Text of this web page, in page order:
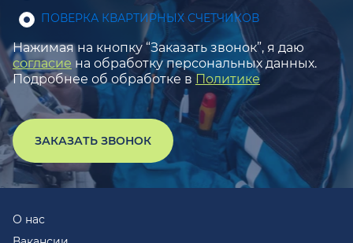
ПОВЕРКА КВАРТИРНЫХ СЧЕТЧИКОВ
Нажимая на кнопку “Заказать звонок”, я даю
согласие на обработку персональных данных.
Подробнее об обработке в Политике
ЗАКАЗАТЬ ЗВОНОК
О нас